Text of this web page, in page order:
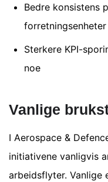
Bedre konsistens
forretningsenheter
Sterkere KPI-
noe
Vanlige
I Aerospace &
initiativene vanligvis
arbeidsflyter. Vanlige